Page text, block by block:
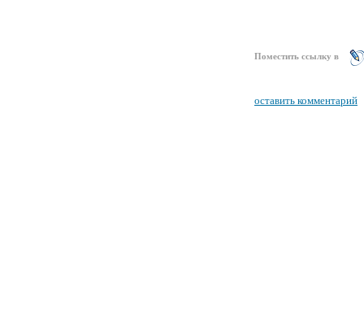
Поместить ссылку в
оставить комментарий